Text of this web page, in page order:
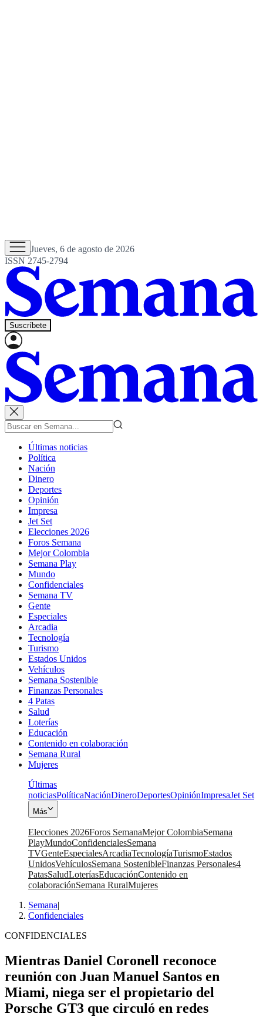
Jueves, 6 de agosto de 2026
ISSN 2745-2794
Suscríbete
Últimas noticias
Política
Nación
Dinero
Deportes
Opinión
Impresa
Jet Set
Elecciones 2026
Foros Semana
Mejor Colombia
Semana Play
Mundo
Confidenciales
Semana TV
Gente
Especiales
Arcadia
Tecnología
Turismo
Estados Unidos
Vehículos
Semana Sostenible
Finanzas Personales
4 Patas
Salud
Loterías
Educación
Contenido en colaboración
Semana Rural
Mujeres
Últimas
noticiasPolíticaNaciónDineroDeportesOpiniónImpresaJet Set
Más
Elecciones 2026Foros SemanaMejor ColombiaSemana
PlayMundoConfidencialesSemana
TVGenteEspecialesArcadiaTecnologíaTurismoEstados
UnidosVehículosSemana SostenibleFinanzas Personales4
PatasSaludLoteríasEducaciónContenido en
colaboraciónSemana RuralMujeres
Semana|
Confidenciales
CONFIDENCIALES
Mientras Daniel Coronell reconoce
reunión con Juan Manuel Santos en
Miami, niega ser el propietario del
Porsche GT3 que circuló en redes